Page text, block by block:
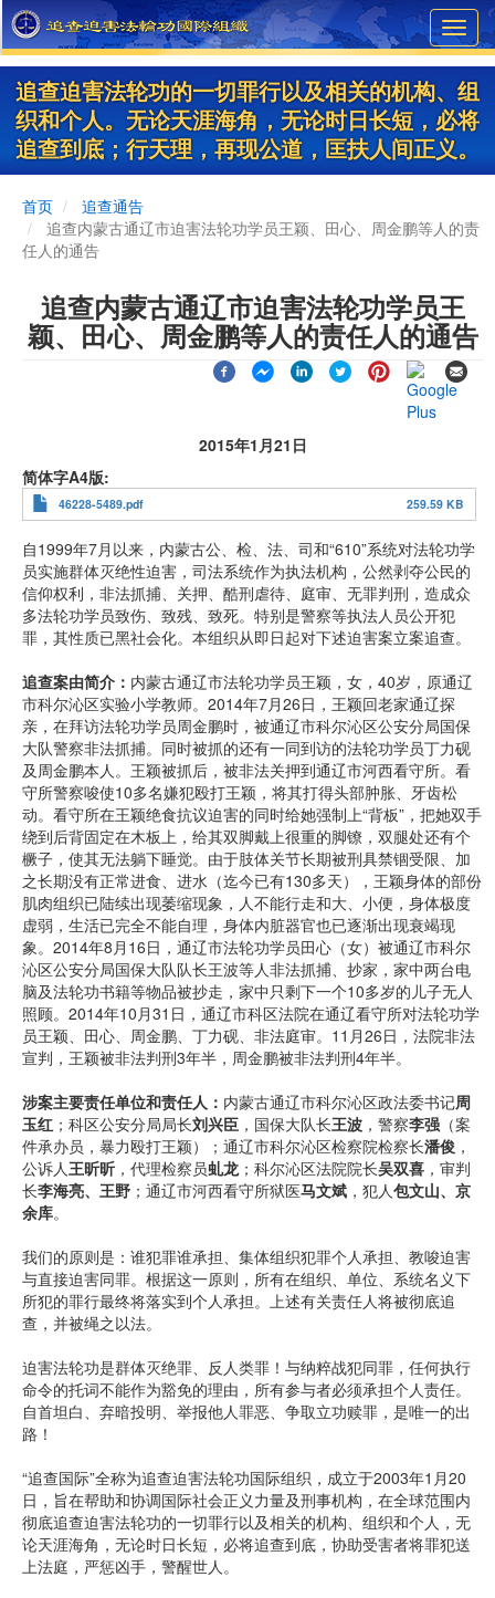
Skip
to
main
content
追查迫害法轮功的一切罪行以及相关的机构、组
织和个人。无论天涯海角，无论时日长短，必将
追查到底；行天理，再现公道，匡扶人间正义。
首页
追查通告
追查内蒙古通辽市迫害法轮功学员王颖、田心、周金鹏等人的责
任人的通告
追查内蒙古通辽市迫害法轮功学员王
颖、田心、周金鹏等人的责任人的通告
2015年1月21日
简体字A4版
46228-5489.pdf 259.59 KB
自1999年7月以来，内蒙古公、检、法、司和“610”系统对法轮功学
员实施群体灭绝性迫害，司法系统作为执法机构，公然剥夺公民的
信仰权利，非法抓捕、关押、酷刑虐待、庭审、无罪判刑，造成众
多法轮功学员致伤、致残、致死。特别是警察等执法人员公开犯
罪，其性质已黑社会化。本组织从即日起对下述迫害案立案追查。
追查案由简介： 内蒙古通辽市法轮功学员王颖，女，40岁，原通辽
市科尔沁区实验小学教师。2014年7月26日，王颖回老家通辽探
亲，在拜访法轮功学员周金鹏时，被通辽市科尔沁区公安分局国保
大队警察非法抓捕。同时被抓的还有一同到访的法轮功学员丁力砚
及周金鹏本人。王颖被抓后，被非法关押到通辽市河西看守所。看
守所警察唆使10多名嫌犯殴打王颖，将其打得头部肿胀、牙齿松
动。看守所在王颖绝食抗议迫害的同时给她强制上“背板”，把她双手
绕到后背固定在木板上，给其双脚戴上很重的脚镣，双腿处还有个
橛子，使其无法躺下睡觉。由于肢体关节长期被刑具禁锢受限、加
之长期没有正常进食、进水（迄今已有130多天），王颖身体的部份
肌肉组织已陆续出现萎缩现象，人不能行走和大、小便，身体极度
虚弱，生活已完全不能自理，身体内脏器官也已逐渐出现衰竭现
象。2014年8月16日，通辽市法轮功学员田心（女）被通辽市科尔
沁区公安分局国保大队队长王波等人非法抓捕、抄家，家中两台电
脑及法轮功书籍等物品被抄走，家中只剩下一个10多岁的儿子无人
照顾。2014年10月31日，通辽市科区法院在通辽看守所对法轮功学
员王颖、田心、周金鹏、丁力砚、非法庭审。11月26日，法院非法
宣判，王颖被非法判刑3年半，周金鹏被非法判刑4年半。
涉案主要责任单位和责任人： 内蒙古通辽市科尔沁区政法委书记周
玉红 ；科区公安分局局长刘兴臣 ，国保大队长王波 ，警察李强 （案
件承办员，暴力殴打王颖）；通辽市科尔沁区检察院检察长潘俊 ，
公诉人王昕昕 ，代理检察员虬龙；科尔沁区法院院长吴双喜 ，审判
长李海亮、王野 ；通辽市河西看守所狱医马文斌 ，犯人包文山、京
余库。
我们的原则是：谁犯罪谁承担、集体组织犯罪个人承担、教唆迫害
与直接迫害同罪。根据这一原则，所有在组织、单位、系统名义下
所犯的罪行最终将落实到个人承担。上述有关责任人将被彻底追
查，并被绳之以法。
迫害法轮功是群体灭绝罪、反人类罪！与纳粹战犯同罪，任何执行
命令的托词不能作为豁免的理由，所有参与者必须承担个人责任。
自首坦白、弃暗投明、举报他人罪恶、争取立功赎罪，是唯一的出
路！
“追查国际”全称为追查迫害法轮功国际组织，成立于2003年1月20
日，旨在帮助和协调国际社会正义力量及刑事机构，在全球范围内
彻底追查迫害法轮功的一切罪行以及相关的机构、组织和个人，无
论天涯海角，无论时日长短，必将追查到底，协助受害者将罪犯送
上法庭，严惩凶手，警醒世人。